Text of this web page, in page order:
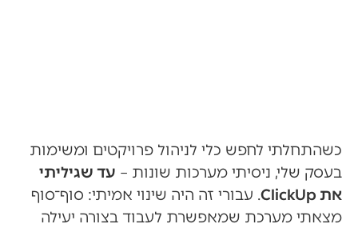
כשהתחלתי לחפש כלי לניהול פרויקטים ומשימות
בעסק שלי, ניסיתי מערכות שונות – עד שגיליתי
את ClickUp
. עבורי זה היה שינוי אמיתי: סוף־סוף
מצאתי מערכת שמאפשרת לעבוד בצורה יעילה